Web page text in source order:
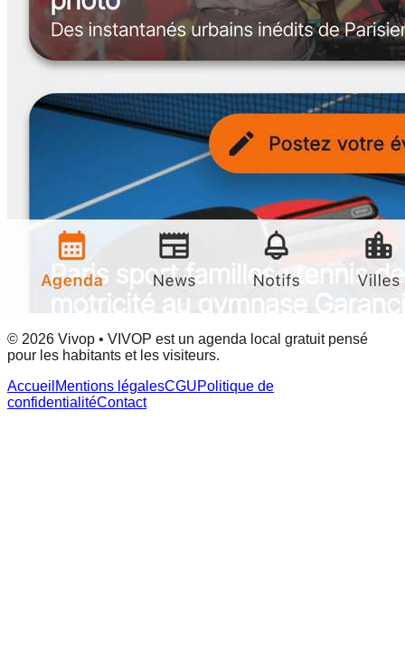
© 2026 Vivop • VIVOP est un agenda local gratuit pensé
pour les habitants et les visiteurs.
Accueil Mentions légalesCGUPolitique de
confidentialitéContact